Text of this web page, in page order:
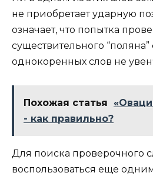
не приобретает ударную
означает, что попытка
существительного
однокоренных слов не
Похожая статья
- как правильно?
Для поиска проверочного
воспользоваться еще